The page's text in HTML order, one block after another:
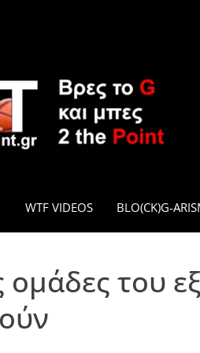
WTF VIDEOS BLO(CK)G-
του